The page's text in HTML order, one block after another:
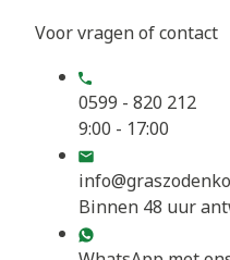
Voor vragen of contact
0599 - 820 212
9:00 - 17:00
Binnen 48 uur